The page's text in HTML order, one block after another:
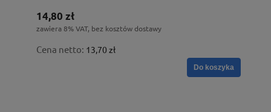
14,80 zł
zawiera 8% VAT, bez kosztów dostawy
Cena netto: 13,70 zł
Do koszyka